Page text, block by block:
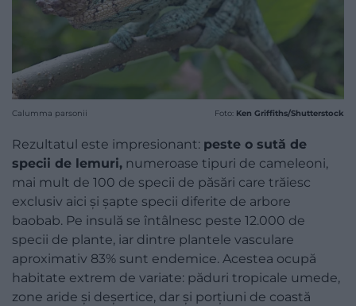
Calumma parsonii Foto: Ken Griffiths/Shutterstock
Rezultatul este impresionant: peste o sută de
specii de lemuri, numeroase tipuri de cameleoni,
mai mult de 100 de specii de păsări care trăiesc
exclusiv aici și șapte specii diferite de arbore
baobab. Pe insulă se întâlnesc peste 12.000 de
specii de plante, iar dintre plantele vasculare
aproximativ 83% sunt endemice. Acestea ocupă
habitate extrem de variate: păduri tropicale umede,
zone aride și deșertice, dar și porțiuni de coastă